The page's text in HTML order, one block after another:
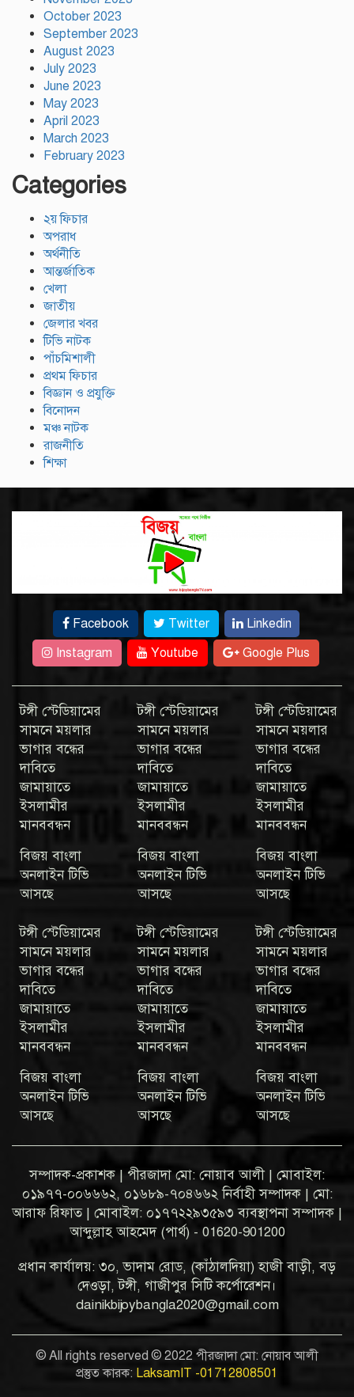
October 2023
September 2023
August 2023
July 2023
June 2023
May 2023
April 2023
March 2023
February 2023
Categories
২য় ফিচার
অপরাধ
অর্থনীতি
আন্তর্জাতিক
খেলা
জাতীয়
জেলার খবর
টিভি নাটক
পাঁচমিশালী
প্রথম ফিচার
বিজ্ঞান ও প্রযুক্তি
বিনোদন
মঞ্চ নাটক
রাজনীতি
শিক্ষা
Facebook Twitter
Linkedin
Instagram
Youtube Google Plus
টঙ্গী স্টেডিয়ামের
সামনে ময়লার
ভাগার বন্ধের
দাবিতে
জামায়াতে
ইসলামীর
মানববন্ধন
বিজয় বাংলা
অনলাইন টিভি
আসছে
টঙ্গী স্টেডিয়ামের
সামনে ময়লার
ভাগার বন্ধের
দাবিতে
জামায়াতে
ইসলামীর
মানববন্ধন
বিজয় বাংলা
অনলাইন টিভি
আসছে
টঙ্গী স্টেডিয়ামের
সামনে ময়লার
ভাগার বন্ধের
দাবিতে
জামায়াতে
ইসলামীর
মানববন্ধন
বিজয় বাংলা
অনলাইন টিভি
আসছে
টঙ্গী স্টেডিয়ামের
সামনে ময়লার
ভাগার বন্ধের
দাবিতে
জামায়াতে
ইসলামীর
মানববন্ধন
বিজয় বাংলা
অনলাইন টিভি
আসছে
টঙ্গী স্টেডিয়ামের
সামনে ময়লার
ভাগার বন্ধের
দাবিতে
জামায়াতে
ইসলামীর
মানববন্ধন
বিজয় বাংলা
অনলাইন টিভি
আসছে
টঙ্গী স্টেডিয়ামের
সামনে ময়লার
ভাগার বন্ধের
দাবিতে
জামায়াতে
ইসলামীর
মানববন্ধন
বিজয় বাংলা
অনলাইন টিভি
আসছে
সম্পাদক-প্রকাশক | পীরজাদা মো: নোয়াব আলী | মোবাইল:
০১৯৭৭-০০৬৬৬২, ০১৬৮৯-৭০৪৬৬২ নির্বাহী সম্পাদক | মো:
আরাফ রিফাত | মোবাইল: ০১৭৭২২৯৩৫৯৩ ব্যবস্থাপনা সম্পাদক |
আব্দুল্লাহ আহমেদ (পার্থ) - 01620-901200
প্রধান কার্যালয়: ৩০, ভাদাম রোড, (কাঁঠালদিয়া) হাজী বাড়ী, বড়
দেওড়া, টঙ্গী, গাজীপুর সিটি কর্পোরেশন।
dainikbijoybangla2020@gmail.com
© All rights reserved © 2022 পীরজাদা মো: নোয়াব আলী
প্রস্তুত কারক: LaksamIT -01712808501